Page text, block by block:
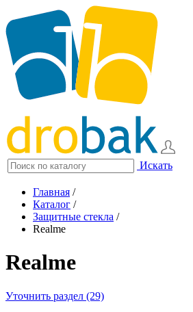
Искать
Главная /
Каталог /
Защитные стекла /
Realme
Realme
Уточнить раздел (29)